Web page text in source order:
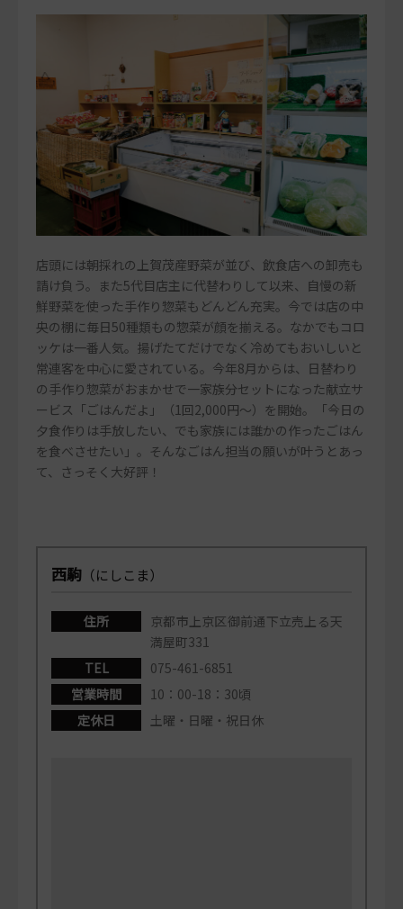
店頭には朝採れの上賀茂産野菜が並び、飲食店への卸売も
請け負う。また5代目店主に代替わりして以来、自慢の新
鮮野菜を使った手作り惣菜もどんどん充実。今では店の中
央の棚に毎日50種類もの惣菜が顔を揃える。なかでもコロ
ッケは一番人気。揚げたてだけでなく冷めてもおいしいと
常連客を中心に愛されている。今年8月からは、日替わり
の手作り惣菜がおまかせで一家族分セットになった献立サ
ービス「ごはんだよ」（1回2,000円～）を開始。「今日の
夕食作りは手放したい、でも家族には誰かの作ったごはん
を食べさせたい」。そんなごはん担当の願いが叶うとあっ
て、さっそく大好評！
西駒 （にしこま）
住所
京都市上京区御前通下立売上る天
満屋町331
TEL
075-461-6851
営業時間
10：00-18：30頃
定休日
土曜・日曜・祝日休